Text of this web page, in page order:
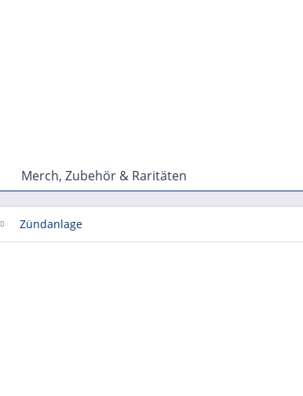
Merch, Zubehör & Raritäten
Zündanlage